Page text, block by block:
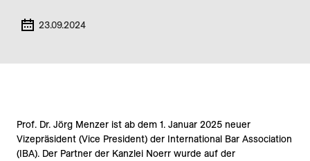
23.09.2024
Prof. Dr. Jörg Menzer ist ab dem 1. Januar 2025 neuer
Vizepräsident (Vice President) der International Bar Association
(IBA). Der Partner der Kanzlei Noerr wurde auf der